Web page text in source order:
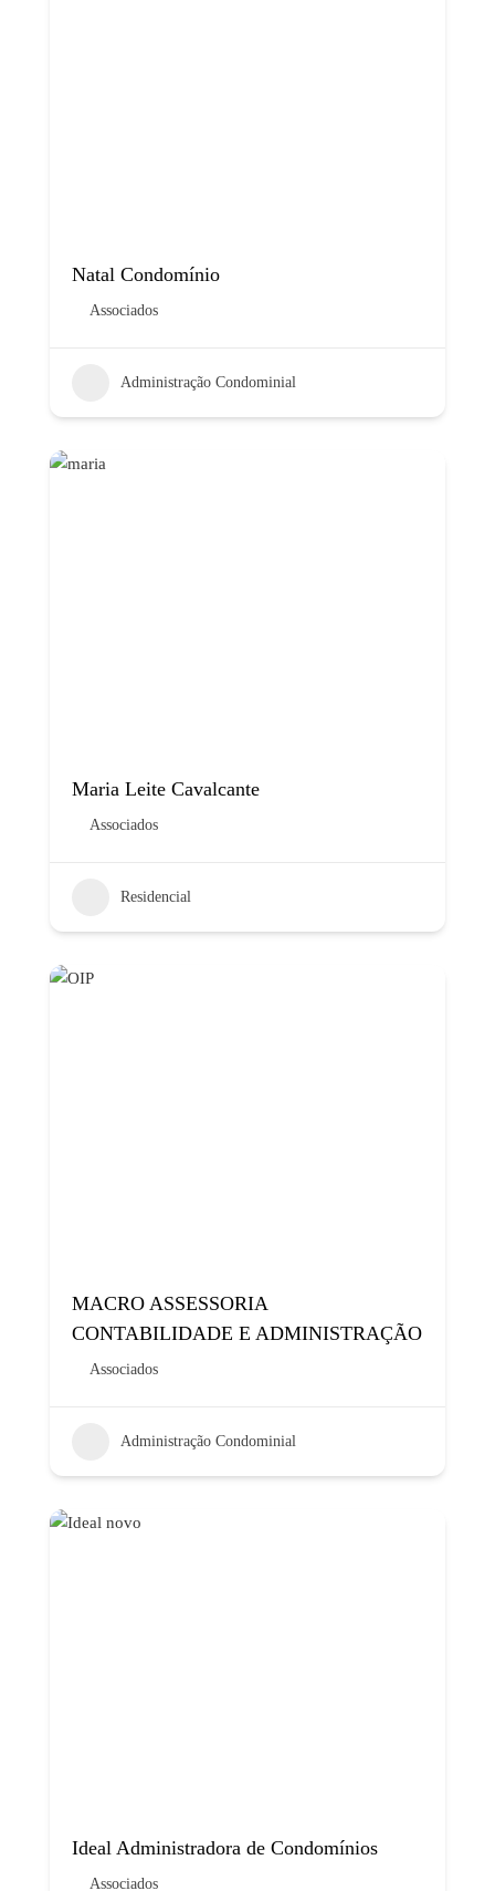
Natal Condomínio
Associados
Administração Condominial
Maria Leite Cavalcante
Associados
Residencial
MACRO ASSESSORIA
CONTABILIDADE E ADMINISTRAÇÃO
Associados
Administração Condominial
Ideal Administradora de Condomínios
Associados